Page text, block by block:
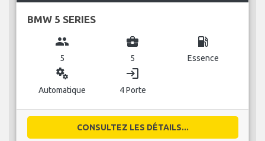
BMW 5 SERIES
group
5
business_center
5
local_gas_station
Essence
miscellaneous_services
Automatique
login
4 Porte
CONSULTEZ LES DÉTAILS...